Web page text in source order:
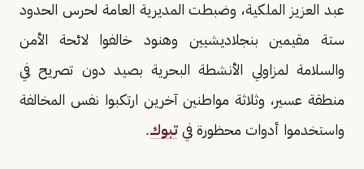
عبد العزيز الملكية، وضبطت المديرية العامة لحرس الحدود
ستة مقيمين بنجلاديشيين وهنود خالفوا لائحة الأمن
والسلامة لمزاولي الأنشطة البحرية بصيد دون تصريح في
منطقة عسير، وثلاثة مواطنين آخرين ارتكبوا نفس المخالفة
واستخدموا أدوات محظورة في تبوك.